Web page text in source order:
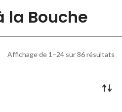
la Bouche
Affichage de 1–24 sur 86 résultats